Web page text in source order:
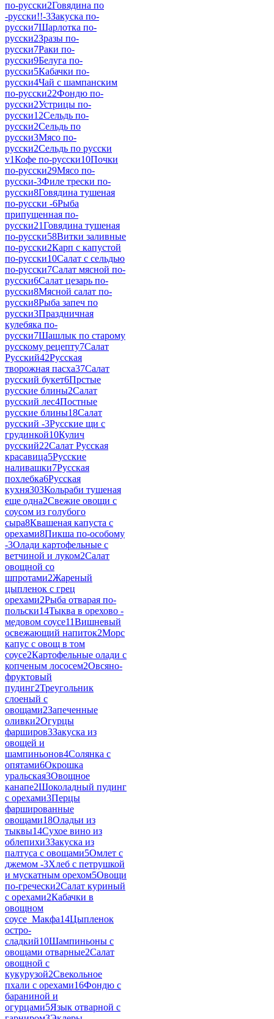
по-русски2Говядина по
-русски!!-3Закуска по-
русски7Шарлотка по-
русски2Зразы по-
русски7Раки по-
русски9Белуга по-
русски5Кабачки по-
русски4Чай с шампанским
по-русски22Фондю по-
русски2Устрицы по-
русски12Сельдь по-
русски2Сельдь по
русски3Мясо по-
русски2Сельдь по русски
v1Кофе по-русски10Почки
по-русски29Мясо по-
русски-3Филе трески по-
русски8Говядина тушеная
по-русски -6Рыба
припущенная по-
русски21Говядина тушеная
по-русски58Витки заливные
по-русски2Карп с капустой
по-русски10Салат с сельдью
по-русски7Салат мясной по-
русски6Салат цезарь по-
русски8Мясной салат по-
русски8Рыба запеч по
русски3Праздничная
кулебяка по-
русски7Шашлык по старому
русскому рецепту7Салат
Русский42Русская
творожная пасха37Салат
русский букет6Прстые
русские блины2Салат
русский лес4Постные
русские блины18Салат
русский -3Русские щи с
грудинкой10Кулич
русский22Салат Русская
красавица5Русские
наливашки7Русская
похлебка6Русская
кухня303Кольраби тушеная
еще одна2Свежие овощи с
соусом из голубого
сыра8Квашеная капуста с
орехами8Пикша по-особому
-3Олади картофельные с
ветчиной и луком2Салат
овощной со
шпротами2Жареный
цыпленок с грец
орехами2Рыба отварая по-
польски14Тыква в орехово -
медовом соусе11Вишневый
освежающий напиток2Морс
капус с овощ в том
соусе2Картофельные олади с
копченым лососем2Овсяно-
фруктовый
пудинг2Треугольник
слоеный с
овощами2Запеченные
оливки2Огурцы
фарширов3Закуска из
овощей и
шампиньонов4Солянка с
опятами6Окрошка
уральская3Овощное
канапе2Шоколадный пудинг
с орехами3Перцы
фаршированные
овощами18Оладьи из
тыквы14Сухое вино из
облепихи3Закуска из
палтуса с овощами5Омлет с
джемом -3Хлеб с петрушкой
и мускатным орехом5Овощи
по-гречески2Салат куриный
с орехами2Кабачки в
овощном
соусе_Макфа14Цыпленок
остро-
сладкий10Шампиньоны с
овощами отварные2Салат
овощной с
кукурузой2Свекольное
пхали с орехами16Фондю с
бараниной и
огурцами5Язык отварной с